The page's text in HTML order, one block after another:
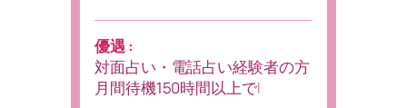
優遇 :
対面占い・電話占い経験者の方
月間待機150時間以上できる方